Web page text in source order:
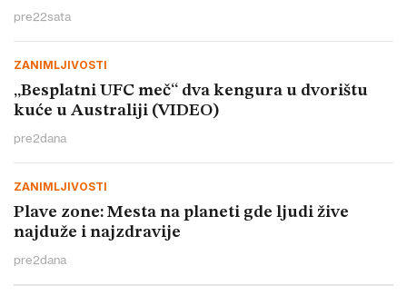
pre22sata
ZANIMLJIVOSTI
„Besplatni UFC meč“ dva kengura u dvorištu
kuće u Australiji (VIDEO)
pre2dana
ZANIMLJIVOSTI
Plave zone: Mesta na planeti gde ljudi žive
najduže i najzdravije
pre2dana